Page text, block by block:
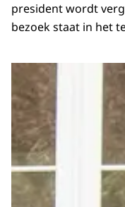
president wordt
bezoek staat in het